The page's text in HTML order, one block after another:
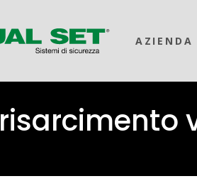
AZIENDA
risarcimento